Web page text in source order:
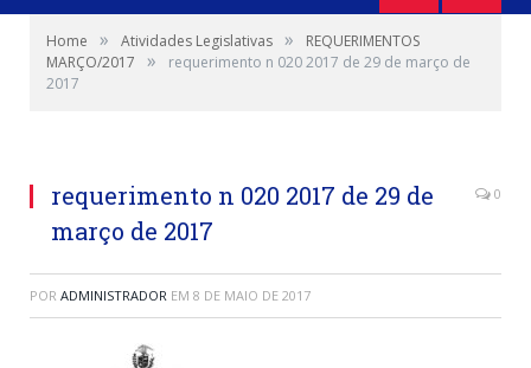
Home » Atividades Legislativas »
REQUERIMENTOS
MARÇO/2017
»
requerimento n 020 2017 de 29 de março de
2017
requerimento n 020 2017 de 29 de
março de 2017
0
POR ADMINISTRADOR EM 8 DE MAIO DE 2017